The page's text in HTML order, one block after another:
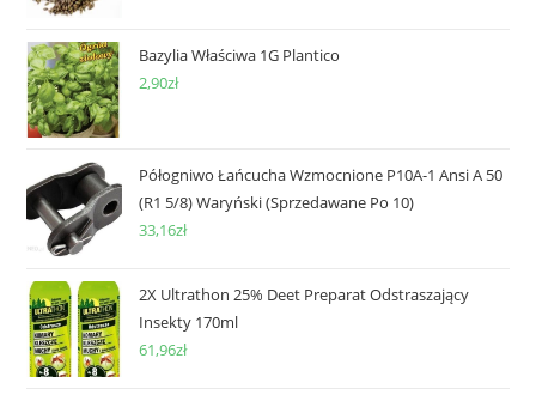
Bazylia Właściwa 1G Plantico
2,90zł
Półogniwo Łańcucha Wzmocnione P10A-1 Ansi A 50
(R1 5/8) Waryński (Sprzedawane Po 10)
33,16zł
2X Ultrathon 25% Deet Preparat Odstraszający
Insekty 170ml
61,96zł